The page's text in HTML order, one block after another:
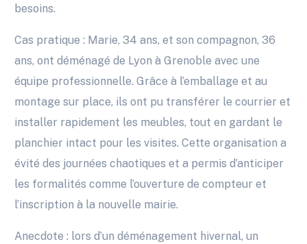
besoins.
Cas pratique : Marie, 34 ans, et son compagnon, 36
ans, ont déménagé de Lyon à Grenoble avec une
équipe professionnelle. Grâce à l’emballage et au
montage sur place, ils ont pu transférer le courrier et
installer rapidement les meubles, tout en gardant le
planchier intact pour les visites. Cette organisation a
évité des journées chaotiques et a permis d’anticiper
les formalités comme l’ouverture de compteur et
l’inscription à la nouvelle mairie.
Anecdote : lors d’un déménagement hivernal, un